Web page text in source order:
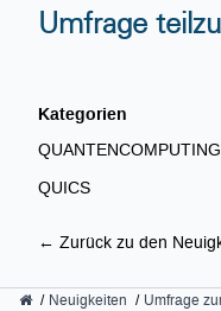
Umfrage
Kategorien
QUANTENCOMPUTING
QUICS
← Zurück zu den
GWDG
Neuigkeiten Umfrage